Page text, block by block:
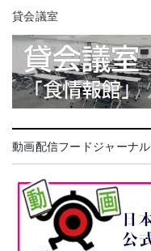
貸会議室
動画配信フードジャーナル